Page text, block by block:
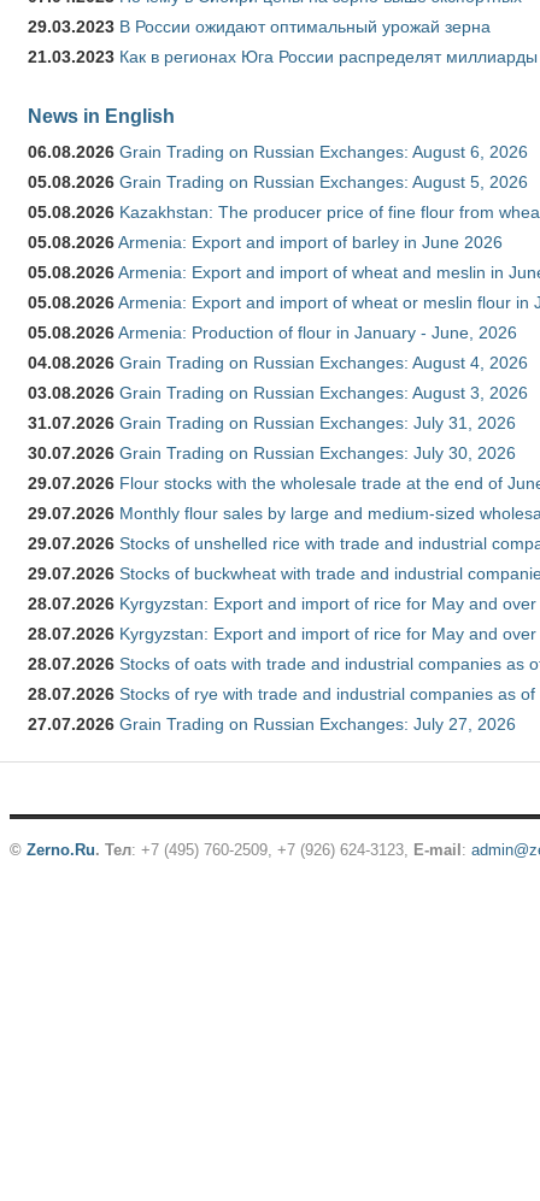
29.03.2023 В России ожидают оптимальный урожай зерна
21.03.2023 Как в регионах Юга России распределят
News in English
06.08.2026 Grain Trading on Russian Exchanges: August 6, 2026
05.08.2026 Grain Trading on Russian Exchanges: August 5, 2026
05.08.2026 Kazakhstan: The producer price of fine flour from
05.08.2026Armenia: Export and import of barley in June 2026
05.08.2026Armenia: Export and import of wheat and meslin in
05.08.2026Armenia: Export and import of wheat or meslin flour in
05.08.2026Armenia: Production of flour in January - June, 2026
04.08.2026 Grain Trading on Russian Exchanges: August 4, 2026
03.08.2026 Grain Trading on Russian Exchanges: August 3, 2026
31.07.2026 Grain Trading on Russian Exchanges: July 31, 2026
30.07.2026 Grain Trading on Russian Exchanges: July 30, 2026
29.07.2026 Flour stocks with the wholesale trade at the end of
29.07.2026 Monthly flour sales by large and medium-sized
29.07.2026 Stocks of unshelled rice with trade and industrial
29.07.2026 Stocks of buckwheat with trade and industrial
28.07.2026 Kyrgyzstan: Export and import of rice for May and
28.07.2026 Kyrgyzstan: Export and import of rice for May and
28.07.2026 Stocks of oats with trade and industrial companies as
28.07.2026 Stocks of rye with trade and industrial companies as
27.07.2026 Grain Trading on Russian Exchanges: July 27, 2026
© Zerno.Ru. Тел: +7 (495) 760-2509, +7 (926) 624-3123, E-mail :